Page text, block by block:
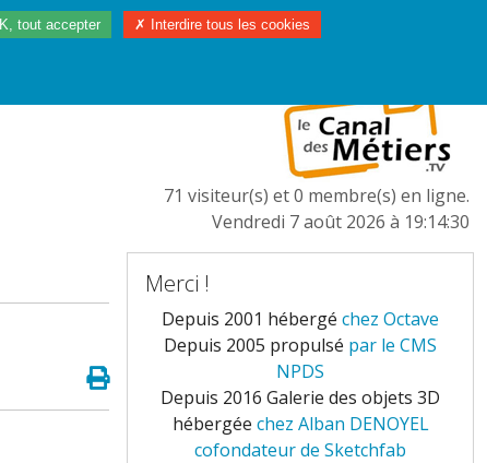
2023 L'EUROPE
71 visiteur(s) et 0 membre(s) en ligne.
Vendredi 7 août 2026 à 19:14:30
Merci !
Depuis 2001 hébergé chez Octave
Depuis 2005 propulsé par le CMS
NPDS
Depuis 2016 Galerie des objets 3D
hébergée chez Alban DENOYEL
cofondateur de Sketchfab
tout accepter ✗ Interdire tous les cookies